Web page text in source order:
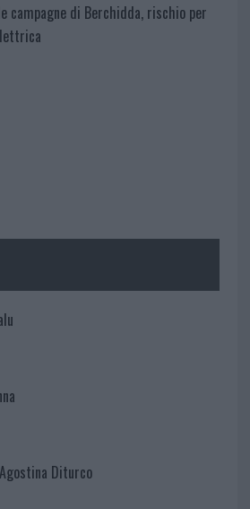
campagne di Berchidda, rischio per
Diturco